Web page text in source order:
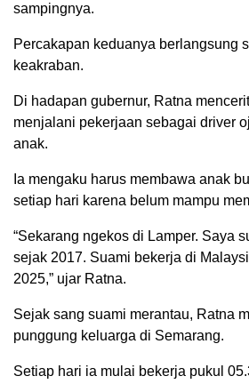
sampingnya.
Percakapan keduanya berlangsung
keakraban.
Di hadapan gubernur, Ratna
menjalani pekerjaan sebagai driver
anak.
Ia mengaku harus membawa anak
setiap hari karena belum mampu
“Sekarang ngekos di Lamper. Saya
sejak 2017. Suami bekerja di
2025,” ujar Ratna.
Sejak sang suami merantau, Ratna
punggung keluarga di Semarang.
Setiap hari ia mulai bekerja pukul